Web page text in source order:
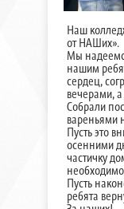
Наш
от НАШих».
Мы
нашим
сердец,
вечерами,
Собрали
вареньями
Пусть это
осенними
частичку
Пусть
ребята